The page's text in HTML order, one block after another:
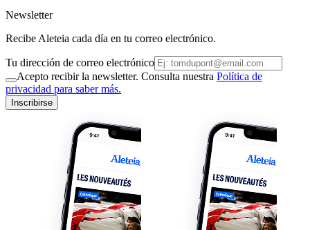
Newsletter
Recibe Aleteia cada día en tu correo electrónico.
Tu dirección de correo electrónico
Acepto recibir la newsletter. Consulta nuestra Política de
privacidad para saber más.
Inscribirse